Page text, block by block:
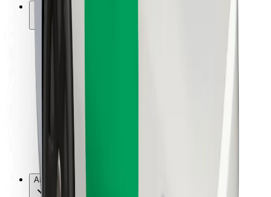
Supporto
Per i Guidatori
Per i conducenti
Bolt Food
Per i proprietari di flotta
Per ristoranti
Bolt per le aziende
Altro